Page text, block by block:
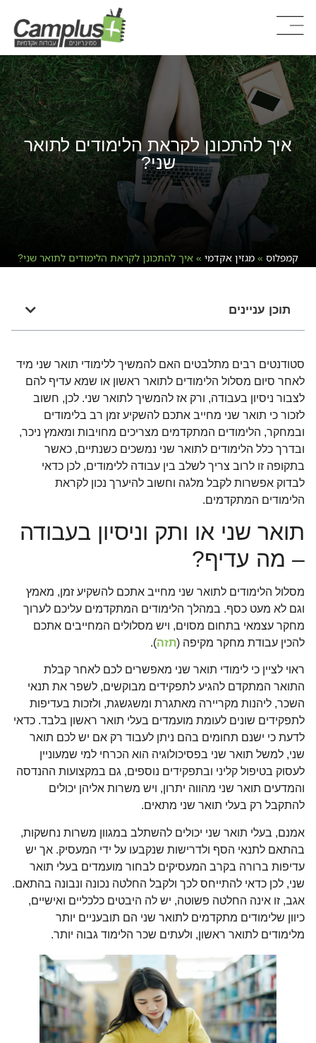
איך להתכונן לקראת הלימודים לתואר
שני?
קמפלוס » מגזין אקדמי » איך להתכונן לקראת הלימודים לתואר שני?
תוכן עניינים
סטודנטים רבים מתלבטים האם להמשיך ללימודי תואר שני מיד
לאחר סיום מסלול הלימודים לתואר ראשון או שמא עדיף להם
לצבור ניסיון בעבודה, ורק אז להמשיך לתואר שני. לכן, חשוב
לזכור כי תואר שני מחייב אתכם להשקיע זמן רב בלימודים
ובמחקר, הלימודים המתקדמים מצריכים מחויבות ומאמץ ניכר,
ובדרך כלל הלימודים לתואר שני נמשכים כשנתיים, כאשר
בתקופה זו לרוב צריך לשלב בין עבודה ללימודים, לכן כדאי
לבדוק אפשרות לקבל מלגה וחשוב להיערך נכון לקראת
הלימודים המתקדמים.
תואר שני או ותק וניסיון בעבודה
– מה עדיף?
מסלול הלימודים לתואר שני מחייב אתכם להשקיע זמן, מאמץ
וגם לא מעט כסף. במהלך הלימודים המתקדמים עליכם לערוך
מחקר עצמאי בתחום מסוים, ויש מסלולים המחייבים אתכם
להכין עבודת מחקר מקיפה (תזה).
ראוי לציין כי לימודי תואר שני מאפשרים לכם לאחר קבלת
התואר המתקדם להגיע לתפקידים מבוקשים, לשפר את תנאי
השכר, ליהנות מקריירה מאתגרת ומשגשגת, ולזכות בעדיפות
לתפקידים שונים לעומת מועמדים בעלי תואר ראשון בלבד. כדאי
לדעת כי ישנם תחומים בהם ניתן לעבוד רק אם יש לכם תואר
שני, למשל תואר שני בפסיכולוגיה הוא הכרחי למי שמעוניין
לעסוק בטיפול קליני ובתפקידים נוספים, גם במקצועות ההנדסה
והמדעים תואר שני מהווה יתרון, ויש משרות אליהן יכולים
להתקבל רק בעלי תואר שני מתאים.
אמנם, בעלי תואר שני יכולים להשתלב במגוון משרות נחשקות,
בהתאם לתנאי הסף ולדרישות שנקבעו על ידי המעסיק. אך יש
עדיפות ברורה בקרב המעסיקים לבחור מועמדים בעלי תואר
שני, לכן כדאי להתייחס לכך ולקבל החלטה נכונה ונבונה בהתאם.
אגב, זו אינה החלטה פשוטה, יש לה היבטים כלכליים ואישיים,
כיוון שלימודים מתקדמים לתואר שני הם תובעניים יותר
מלימודים לתואר ראשון, ולעתים שכר הלימוד גבוה יותר.